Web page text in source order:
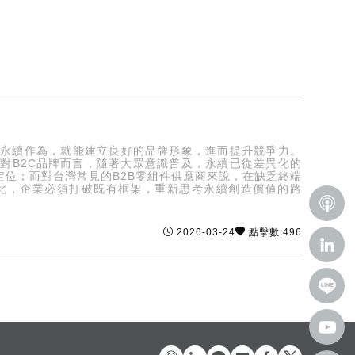
作為，就能建立良好的品牌形象，進而提升競爭力。
B2C品牌而言，隨著大眾意識普及，永續已從差異化的
；而對台灣常見的B2B零組件供應商來說，在缺乏終端
企業必須打破既有框架，重新思考永續創造價值的路
2026-03-24 點擊數:496